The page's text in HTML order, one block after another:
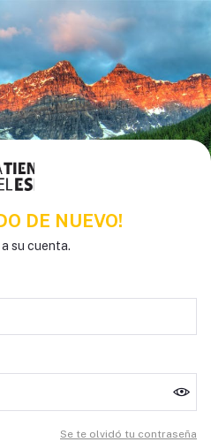
DE NUEVO!
a su cuenta.
Se te olvidó tu contraseña